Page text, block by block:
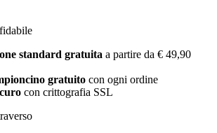
standard gratuita a partire da € 49,90
gratuito con ogni ordine
con crittografia SSL